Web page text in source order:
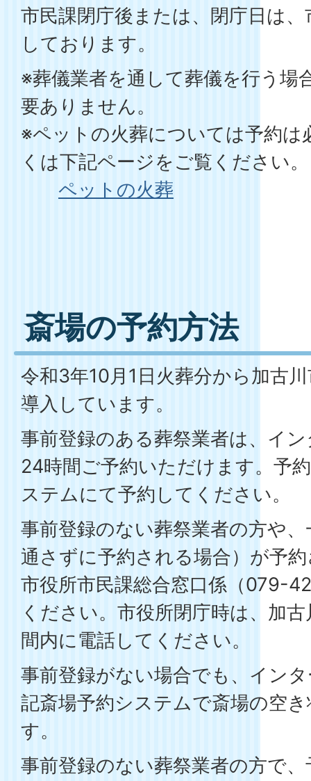
市民課閉庁後または、閉庁日は
しております。
※葬儀業者を通して葬儀を行う場
要ありません。
※ペットの火葬については予約は
くは下記ページをご覧ください。
ペットの火葬
斎場の予約方法
令和3年10月1日火葬分から加古
導入しています。
事前登録のある葬祭業者は、イ
24時間ご予約いただけます。予
ステムにて予約してください。
事前登録のない葬祭業者の方や
通さずに予約される場合）が予
市役所市民課総合窓口係（079-
ください。市役所閉庁時は、加
間内に電話してください。
事前登録がない場合でも、イン
記斎場予約システムで斎場の空
す。
事前登録のない葬祭業者の方で